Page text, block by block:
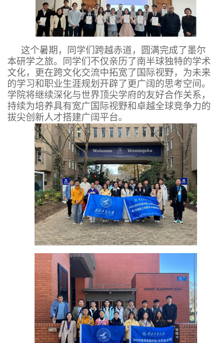
这个暑期，同学们跨越赤道，圆满完成了墨尔
本研学之旅。同学们不仅亲历了南半球独特的学术
文化，更在跨文化交流中拓宽了国际视野，为未来
的学习和职业生涯规划开辟了更广阔的思考空间。
学院将继续深化与世界顶尖学府的友好合作关系，
持续为培养具有宽广国际视野和卓越全球竞争力的
拔尖创新人才搭建广阔平台。